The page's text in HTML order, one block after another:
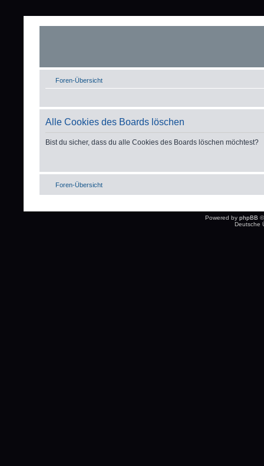
Foren-Übersicht
Alle Cookies des Boards löschen
Bist du sicher, dass du alle Cookies des Boards löschen möchtest?
Foren-Übersicht
Powered by phpBB
Deutsche